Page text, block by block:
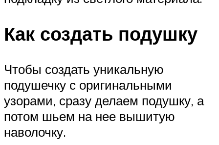
Как создать подушку
Чтобы создать уникальную
подушечку с оригинальными
узорами, сразу делаем подушку, а
потом шьем на нее вышитую
наволочку.